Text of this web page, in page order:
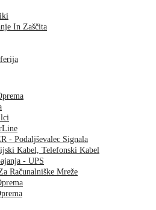
In Zaščita
- Podaljševalec Signala
Kabel, Telefonski Kabel
- UPS
Računalniške Mreže